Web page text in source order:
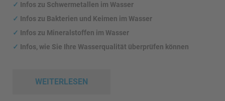
✓ Infos zu Schwermetallen im Wasser
✓ Infos zu Bakterien und Keimen im Wasser
✓ Infos zu Mineralstoffen im Wasser
✓ Infos, wie Sie Ihre Wasserqualität überprüfen können
WEITERLESEN